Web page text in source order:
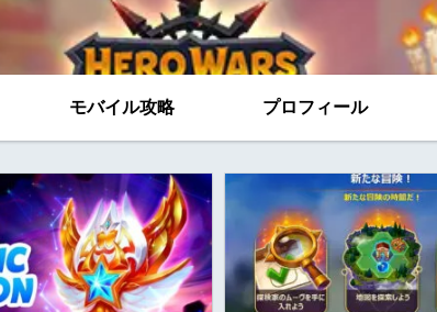
モバイル攻略 プロフィール